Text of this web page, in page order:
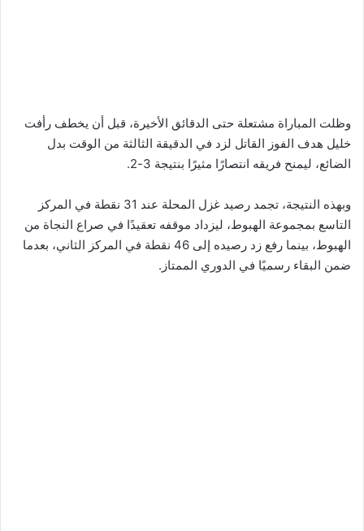
وظلت المباراة مشتعلة حتى الدقائق الأخيرة، قبل أن يخطف رأفت
خليل هدف الفوز القاتل لزد في الدقيقة الثالثة من الوقت بدل
الضائع، ليمنح فريقه انتصارًا مثيرًا بنتيجة 3-2.
وبهذه النتيجة، تجمد رصيد غزل المحلة عند 31 نقطة في المركز
التاسع بمجموعة الهبوط، ليزداد موقفه تعقيدًا في صراع النجاة من
الهبوط، بينما رفع زد رصيده إلى 46 نقطة في المركز الثاني، بعدما
ضمن البقاء رسميًا في الدوري الممتاز.